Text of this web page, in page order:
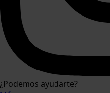
¿Podemos ayudarte?